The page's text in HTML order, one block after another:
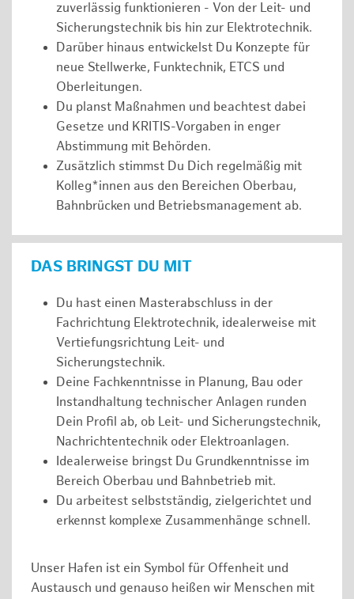
zuverlässig funktionieren - Von der Leit- und
Sicherungstechnik bis hin zur Elektrotechnik.
Darüber hinaus entwickelst Du Konzepte für
neue Stellwerke, Funktechnik, ETCS und
Oberleitungen.
Du planst Maßnahmen und beachtest dabei
Gesetze und KRITIS-Vorgaben in enger
Abstimmung mit Behörden.
Zusätzlich stimmst Du Dich regelmäßig mit
Kolleg*innen aus den Bereichen Oberbau,
Bahnbrücken und Betriebsmanagement ab.
DAS BRINGST DU MIT
Du hast einen Masterabschluss in der
Fachrichtung Elektrotechnik, idealerweise mit
Vertiefungsrichtung Leit- und
Sicherungstechnik.
Deine Fachkenntnisse in Planung, Bau oder
Instandhaltung technischer Anlagen runden
Dein Profil ab, ob Leit- und Sicherungstechnik,
Nachrichtentechnik oder Elektroanlagen.
Idealerweise bringst Du Grundkenntnisse im
Bereich Oberbau und Bahnbetrieb mit.
Du arbeitest selbstständig, zielgerichtet und
erkennst komplexe Zusammenhänge schnell.
Unser Hafen ist ein Symbol für Offenheit und
Austausch und genauso heißen wir Menschen mit